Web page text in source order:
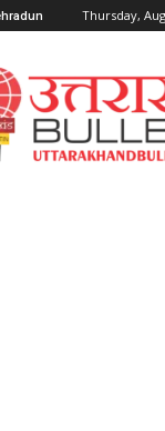
Thursday,
Bulletin